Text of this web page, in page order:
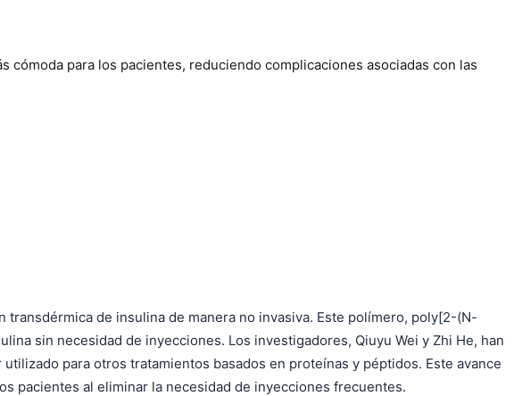
para los pacientes, reduciendo complicaciones asociadas con las
de insulina de manera no invasiva. Este polímero, poly[2-(N-
sin necesidad de inyecciones. Los investigadores, Qiuyu Wei y Zhi He, han
para otros tratamientos basados en proteínas y péptidos. Este avance
pacientes al eliminar la necesidad de inyecciones frecuentes.